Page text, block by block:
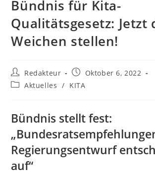
Bündnis für Kita-
Qualitätsgesetz: Jetzt
Weichen stellen!
Beitrags-
Autor:
Redakteur
Beitrag
veröffentlicht:
Oktober 6, 2022
Beitrags-
Aktuelles / KITA
Bündnis stellt fest:
Regierungsentwurf
auf“